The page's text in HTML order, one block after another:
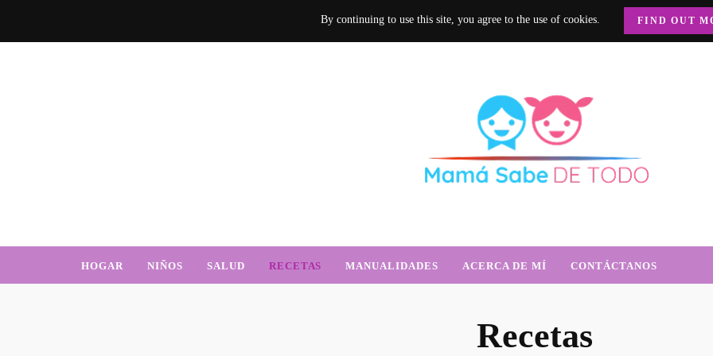
By continuing to use this site, you agree to the use of cookies. FIND OUT
Mamá Sabe de Todo
HOGAR NIÑOS SALUD RECETAS MANUALIDADES ACERCA DE MÍ CONTÁCTANOS
Recetas